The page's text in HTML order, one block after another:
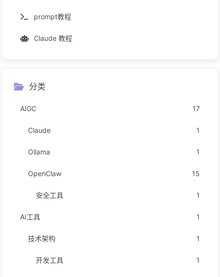
prompt教程
Claude 教程
分类
AIGC 17
Claude 1
Ollama 1
OpenClaw 15
安全工具 1
AI工具 1
技术架构 1
开发工具 1